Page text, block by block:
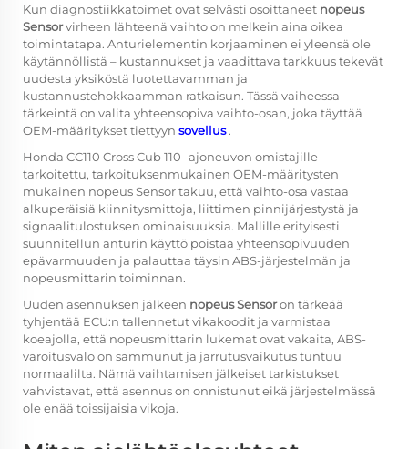
Kun diagnostiikkatoimet ovat selvästi osoittaneet nopeus
Sensorvirheen lähteenä vaihto on melkein aina oikea
toimintatapa. Anturielementin korjaaminen ei yleensä ole
käytännöllistä – kustannukset ja vaadittava tarkkuus tekevät
uudesta yksiköstä luotettavamman ja
kustannustehokkaamman ratkaisun. Tässä vaiheessa
tärkeintä on valita yhteensopiva vaihto-osan, joka täyttää
OEM-määritykset tiettyyn sovellus.
Honda CC110 Cross Cub 110 -ajoneuvon omistajille
tarkoitettu, tarkoituksenmukainen OEM-määritysten
mukainen nopeus Sensortakuu, että vaihto-osa vastaa
alkuperäisiä kiinnitysmittoja, liittimen pinnijärjestystä ja
signaalitulostuksen ominaisuuksia. Mallille erityisesti
suunnitellun anturin käyttö poistaa yhteensopivuuden
epävarmuuden ja palauttaa täysin ABS-järjestelmän ja
nopeusmittarin toiminnan.
Uuden asennuksen jälkeen nopeus Sensoron tärkeää
tyhjentää ECU:n tallennetut vikakoodit ja varmistaa
koeajolla, että nopeusmittarin lukemat ovat vakaita, ABS-
varoitusvalo on sammunut ja jarrutusvaikutus tuntuu
normaalilta. Nämä vaihtamisen jälkeiset tarkistukset
vahvistavat, että asennus on onnistunut eikä järjestelmässä
ole enää toissijaisia vikoja.